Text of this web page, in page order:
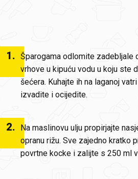
1. Šparogama odlomite zadebljale
vrhove u kipuću vodu u koju ste
šećera. Kuhajte ih na laganoj
izvadite i ocijedite.
2.
Na maslinovu ulju propirjajte
opranu rižu. Sve zajedno kratko
povrtne kocke i zalijte s 250 ml